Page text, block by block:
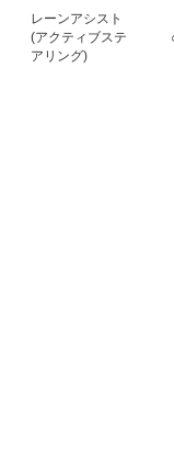
レーンアシスト
(アクティブステ
アリング)